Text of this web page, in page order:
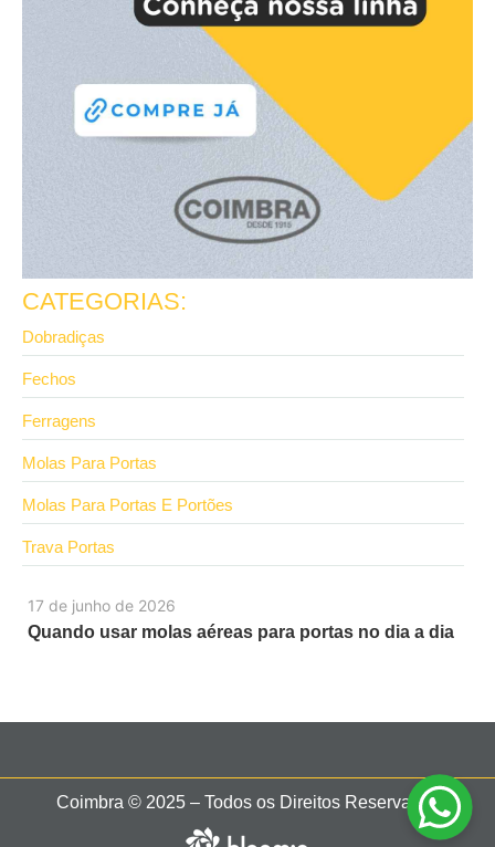
17 de junho de 2026
Quando usar molas aéreas para portas no dia a dia
CATEGORIAS:
Dobradiças
Fechos
Ferragens
Molas Para Portas
Molas Para Portas E Portões
Trava Portas
Coimbra © 2025 – Todos os Direitos Reservados